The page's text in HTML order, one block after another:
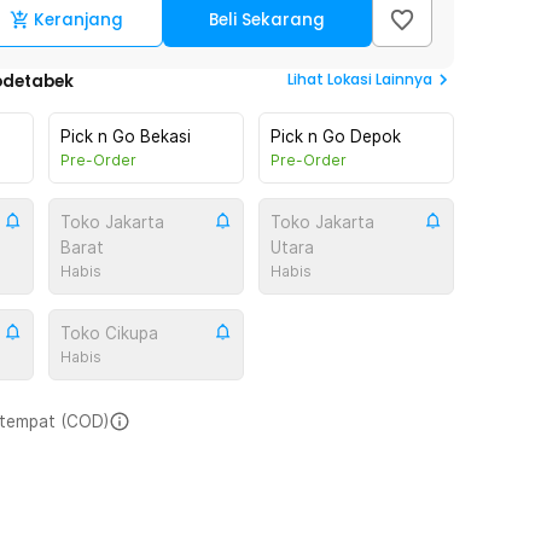
Keranjang Beli Sekarang
Lihat Lokasi Lainnya
Pick n Go Bekasi
Pre-Order
Pick n Go Depok
Pre-Order
Toko Jakarta
Barat
Habis
Toko Jakarta
Utara
Habis
Toko Cikupa
Habis
(COD)